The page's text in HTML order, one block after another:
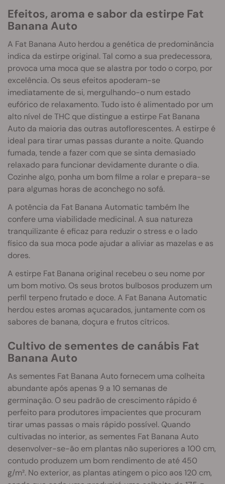
Efeitos, aroma e sabor da estirpe Fat
Banana Auto
A Fat Banana Auto herdou a genética de predominância
indica da estirpe original. Tal como a sua predecessora,
provoca uma moca que se alastra por todo o corpo, por
excelência. Os seus efeitos apoderam-se
imediatamente de si, mergulhando-o num estado
eufórico de relaxamento. Tudo isto é alimentado por um
alto nível de THC que distingue a estirpe Fat Banana
Auto da maioria das outras autoflorescentes. A estirpe é
ideal para tirar umas passas durante a noite. Quando
fumada, tende a fazer com que se sinta demasiado
relaxado para funcionar devidamente durante o dia.
Cozinhe algo, ponha um bom filme a rolar e prepara-se
para algumas horas de aconchego no sofá.
A potência da Fat Banana Automatic também lhe
confere uma viabilidade medicinal. A sua natureza
tranquilizante é eficaz para reduzir o stress e o lado
físico da sua moca pode ajudar a aliviar as mazelas e as
dores.
A estirpe Fat Banana original recebeu o seu nome por
um bom motivo. Os seus brotos bulbosos produzem um
perfil terpeno frutado e doce. A Fat Banana Automatic
herdou estes aromas açucarados, juntamente com os
sabores de banana, doçura e frutos cítricos.
Cultivo de sementes de canábis Fat
Banana Auto
As sementes Fat Banana Auto fornecem uma colheita
abundante após apenas 9 a 10 semanas de
germinação. O seu padrão de crescimento rápido é
perfeito para produtores impacientes que procuram
tirar umas passas o mais rápido possível. Quando
cultivadas no interior, as sementes Fat Banana Auto
desenvolver-se-ão em plantas não superiores a 100 cm,
contudo produzem um bom rendimento de até 450
g/m². No exterior, as plantas atingem o pico aos 120 cm,